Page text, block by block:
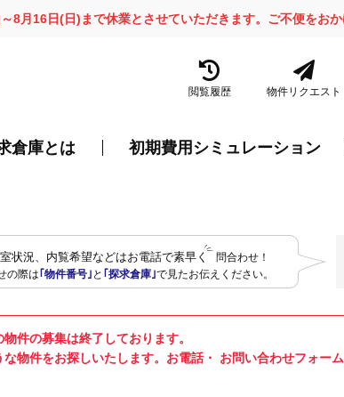
8月16日(日)まで休業とさせていただきます。ご不便をおか
閲覧履歴 物件リクエスト
倉庫とは 初期費用シミュレーション
状況、内覧希望などはお電話で素早く
問合わせ！
の際は｢物件番号｣ と ｢探求倉庫｣で見たお伝えください。
物件の募集は終了しております。
な物件をお探しいたします。お電話・ お問い合わせフォー